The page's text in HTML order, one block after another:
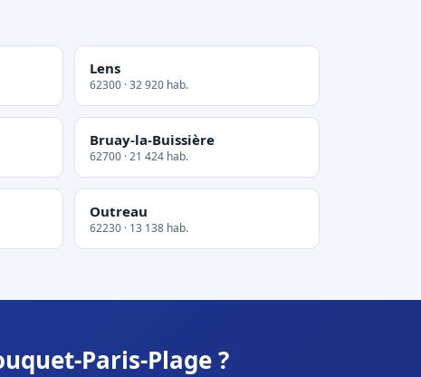
Lens
62300 · 32 920 hab.
Bruay-la-Buissière
62700 · 21 424 hab.
Outreau
62230 · 13 138 hab.
Paris-Plage ?